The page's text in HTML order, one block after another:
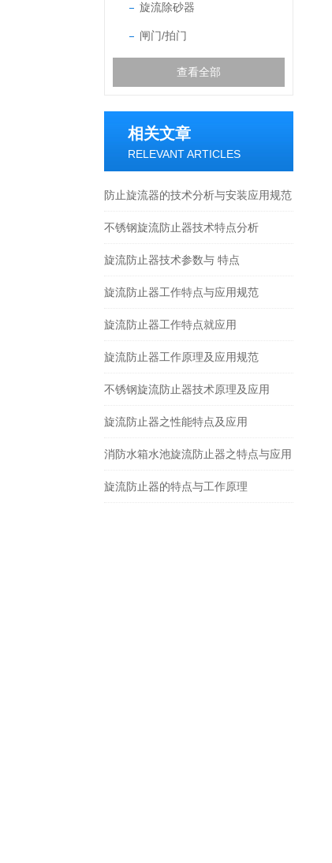
旋流除砂器
闸门/拍门
查看全部
相关文章
RELEVANT ARTICLES
防止旋流器的技术分析与安装应用规范
不锈钢旋流防止器技术特点分析
旋流防止器技术参数与 特点
旋流防止器工作特点与应用规范
旋流防止器工作特点就应用
旋流防止器工作原理及应用规范
不锈钢旋流防止器技术原理及应用
旋流防止器之性能特点及应用
消防水箱水池旋流防止器之特点与应用
旋流防止器的特点与工作原理